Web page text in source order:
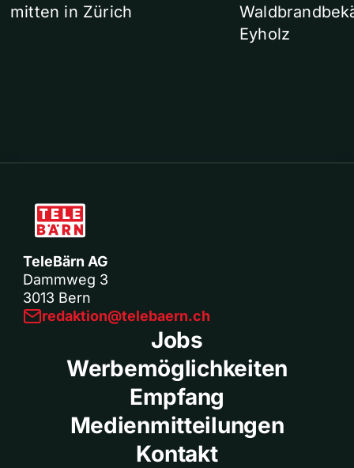
mitten in Zürich
Eyholz
TeleBärn AG
Dammweg 3
3013 Bern
redaktion@telebaern.ch
Jobs
Werbemöglichkeiten
Empfang
Medienmitteilungen
Kontakt